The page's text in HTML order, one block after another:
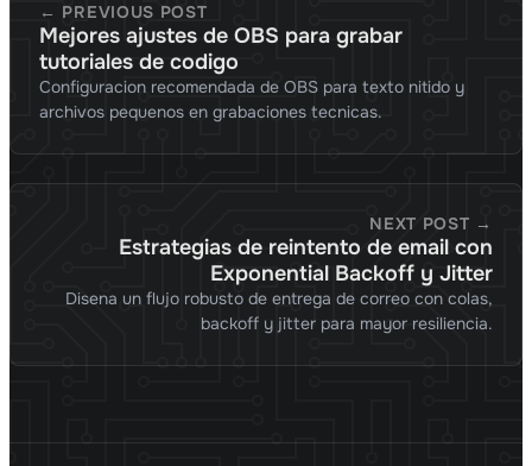
← PREVIOUS POST
Mejores ajustes de OBS para grabar
tutoriales de codigo
Configuracion recomendada de OBS para texto nitido y
archivos pequenos en grabaciones tecnicas.
NEXT POST →
Estrategias de reintento de email con
Exponential Backoff y Jitter
Disena un flujo robusto de entrega de correo con colas,
backoff y jitter para mayor resiliencia.